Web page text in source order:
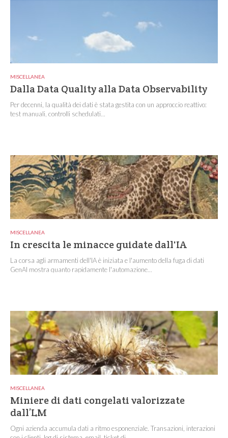
MISCELLANEA
Dalla Data Quality alla Data Observability
Per decenni, la qualità dei dati è stata gestita con un approccio reattivo:
test manuali, controlli schedulati...
MISCELLANEA
In crescita le minacce guidate dall'IA
La corsa agli armamenti dell'IA è iniziata e l'aumento della fuga di dati
GenAI mostra quanto rapidamente l'automazione...
MISCELLANEA
Miniere di dati congelati valorizzate
dall’LM
Ogni azienda accumula dati a ritmo esponenziale. Transazioni, interazioni